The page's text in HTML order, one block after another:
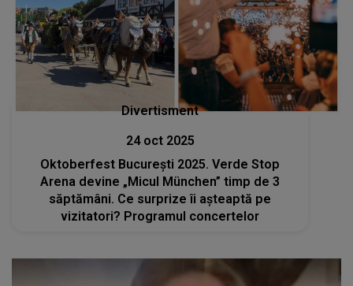
Divertisment
24 oct 2025
Oktoberfest București 2025. Verde Stop
Arena devine „Micul München” timp de 3
săptămâni. Ce surprize îi așteaptă pe
vizitatori? Programul concertelor